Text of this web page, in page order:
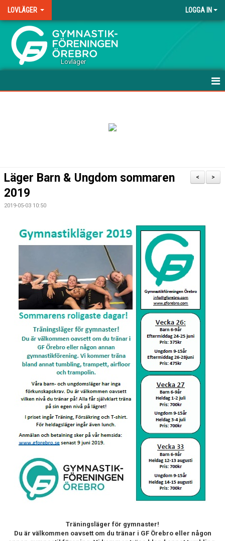
LOVLÄGER LOGGA IN
.
Lovläger
>
<
Läger Barn & Ungdom sommaren
2019
2019-05-03 10:50
Träningsläger för gymnaster!
Du är välkommen oavsett om du tränar i GF Örebro eller någon